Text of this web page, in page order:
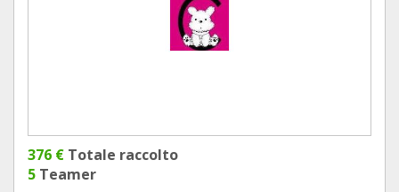
376 € Totale raccolto
5 Teamer